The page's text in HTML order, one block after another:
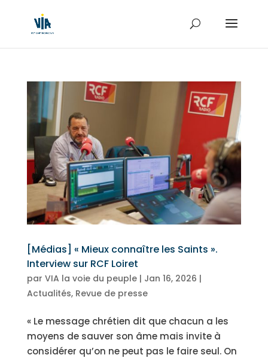
[Médias] « Mieux connaître les Saints ».
Interview sur RCF Loiret
par VIA la voie du peuple| Jan 16, 2026 |
Actualités, Revue de presse
« Le message chrétien dit que chacun a les
moyens de sauver son âme mais invite à
considérer qu’on ne peut pas le faire seul. On